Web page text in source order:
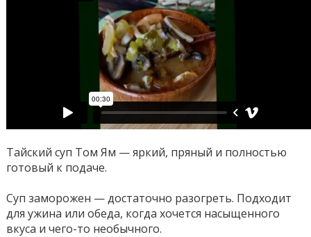
Тайский суп Том Ям — яркий, пряный и полностью
готовый к подаче.
Суп заморожен — достаточно разогреть. Подходит
для ужина или обеда, когда хочется насыщенного
вкуса и чего-то необычного.